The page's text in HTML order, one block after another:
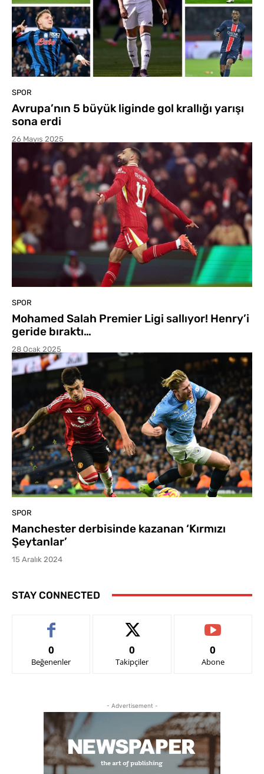
SPOR
Avrupa’nın 5 büyük liginde gol krallığı yarışı
sona erdi
26 Mayıs 2025
SPOR
Mohamed Salah Premier Ligi sallıyor! Henry’i
geride bıraktı…
28 Ocak 2025
SPOR
Manchester derbisinde kazanan ‘Kırmızı
Şeytanlar’
15 Aralık 2024
STAY CONNECTED
0
Beğenenler
0
Takipçiler
0
Abone
- Advertisement -